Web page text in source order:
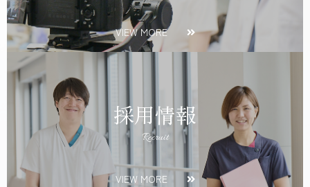
VIEW MORE
採用情報
Recruit
VIEW MORE